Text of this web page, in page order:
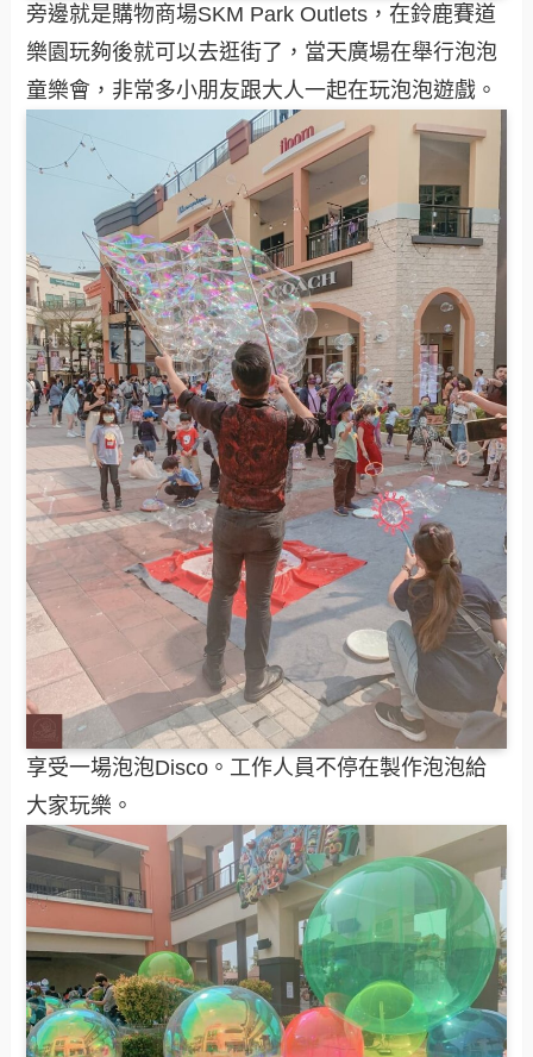
旁邊就是購物商場SKM Park Outlets，在鈴鹿賽道
樂園玩夠後就可以去逛街了，當天廣場在舉行泡泡
童樂會，非常多小朋友跟大人一起在玩泡泡遊戲。
享受一場泡泡Disco。工作人員不停在製作泡泡給
大家玩樂。